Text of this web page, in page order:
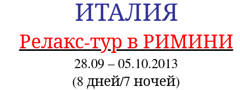
ИТАЛИЯ
Релакс-тур в РИМИНИ
28.09 – 05.10.2013
(8 дней/7 ночей)